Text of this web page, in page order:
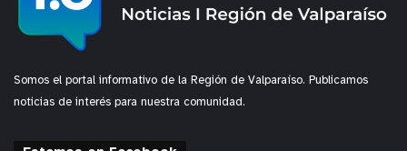
Somos el portal informativo de la Región de Valparaíso. Publicamos
noticias de interés para nuestra comunidad.